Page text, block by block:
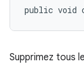
public void
Supprimez tous